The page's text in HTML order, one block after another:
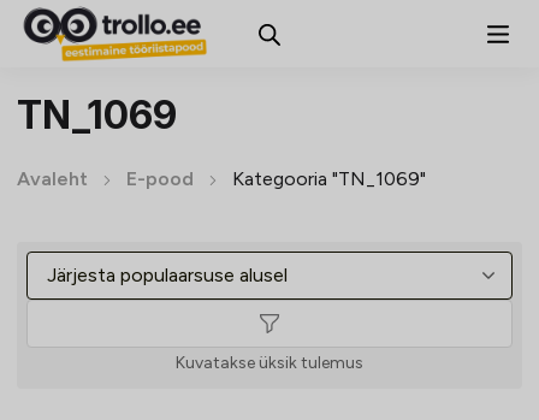
TN_1069
Avaleht E-pood Kategooria "TN_1069"
Kuvatakse üksik tulemus